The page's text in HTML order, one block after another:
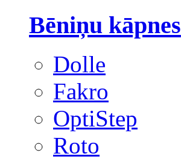
Bēniņu kāpnes
Dolle
Fakro
OptiStep
Roto